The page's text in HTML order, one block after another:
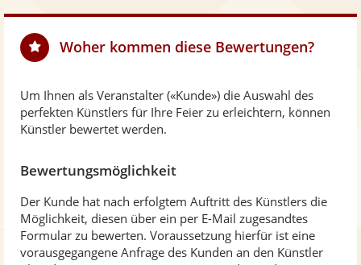
Woher kommen diese Bewertungen?
Um Ihnen als Veranstalter («Kunde») die Auswahl des
perfekten Künstlers für Ihre Feier zu erleichtern, können
Künstler bewertet werden.
Bewertungsmöglichkeit
Der Kunde hat nach erfolgtem Auftritt des Künstlers die
Möglichkeit, diesen über ein per E-Mail zugesandtes
Formular zu bewerten. Voraussetzung hierfür ist eine
vorausgegangene Anfrage des Kunden an den Künstler